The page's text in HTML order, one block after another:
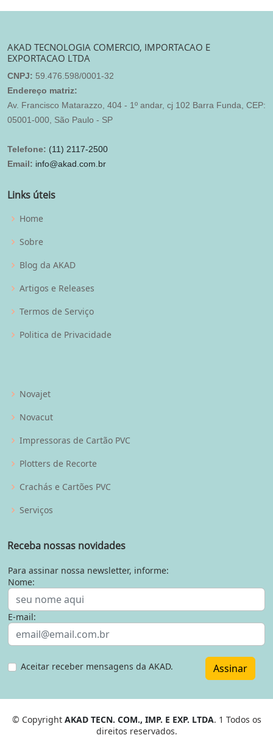
AKAD TECNOLOGIA COMERCIO, IMPORTACAO E
EXPORTACAO LTDA
CNPJ: 59.476.598/0001-32
Endereço matriz:
Av. Francisco Matarazzo, 404 - 1º andar, cj 102 Barra Funda, CEP:
05001-000, São Paulo - SP
Telefone: (11) 2117-2500
Email: info@akad.com.br
Links úteis
Home
Sobre
Blog da AKAD
Artigos e Releases
Termos de Serviço
Politica de Privacidade
Novajet
Novacut
Impressoras de Cartão PVC
Plotters de Recorte
Crachás e Cartões PVC
Serviços
Receba nossas novidades
Para assinar nossa newsletter, informe:
Nome:
E-mail:
Aceitar receber mensagens da AKAD. Assinar
© Copyright AKAD TECN. COM., IMP. E EXP. LTDA. 1 Todos os
direitos reservados.